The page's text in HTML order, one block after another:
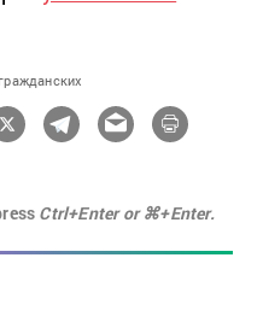
Ctrl+Enter or ⌘+Enter.